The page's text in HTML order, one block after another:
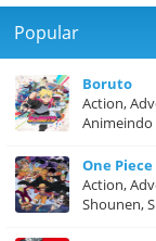
Popular
Boruto
Action,
Animeindo
One Piece
Action,
Shounen,